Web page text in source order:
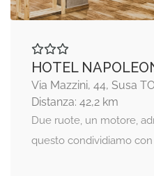
HOTEL
Via Mazzini, 44, Susa
Distanza: 42,2 km
Due ruote, un motore,
questo condividiamo con